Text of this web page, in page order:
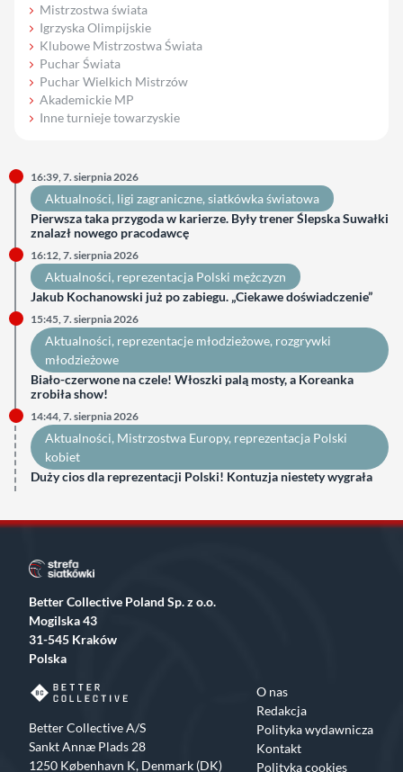
Mistrzostwa świata
Igrzyska Olimpijskie
Klubowe Mistrzostwa Świata
Puchar Świata
Puchar Wielkich Mistrzów
Akademickie MP
Inne turnieje towarzyskie
16:39, 7. sierpnia 2026
Aktualności, ligi zagraniczne, siatkówka światowa
Pierwsza taka przygoda w karierze. Były trener Ślepska Suwałki
znalazł nowego pracodawcę
16:12, 7. sierpnia 2026
Aktualności, reprezentacja Polski mężczyzn
Jakub Kochanowski już po zabiegu. „Ciekawe doświadczenie”
15:45, 7. sierpnia 2026
Aktualności, reprezentacje młodzieżowe, rozgrywki
młodzieżowe
Biało-czerwone na czele! Włoszki palą mosty, a Koreanka
zrobiła show!
14:44, 7. sierpnia 2026
Aktualności, Mistrzostwa Europy, reprezentacja Polski
kobiet
Duży cios dla reprezentacji Polski! Kontuzja niestety wygrała
Better Collective Poland Sp. z o.o.
Mogilska 43
31-545 Kraków
Polska
Better Collective A/S
Sankt Annæ Plads 28
1250 København K, Denmark (DK)
O nas
Redakcja
Polityka wydawnicza
Kontakt
Polityka cookies